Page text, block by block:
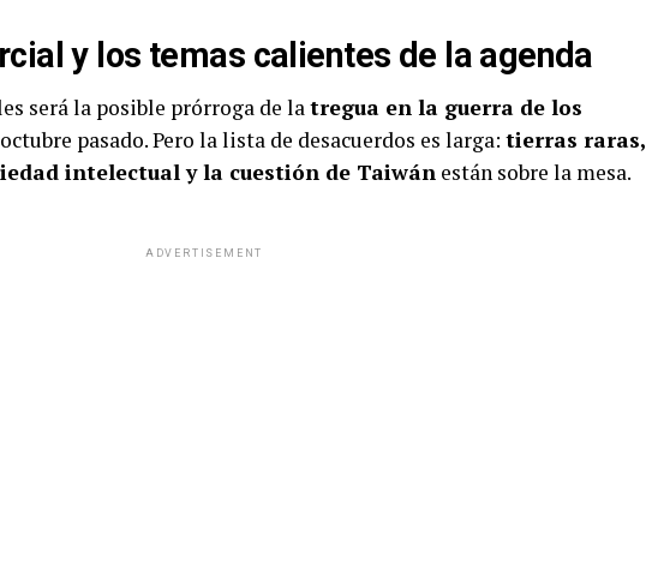
y los temas calientes de la agenda
será la posible prórroga de latregua en la guerra de los
pasado. Pero la lista de desacuerdos es larga: tierras raras,
intelectual y la cuestión de Taiwán están sobre la mesa.
ADVERTISEMENT